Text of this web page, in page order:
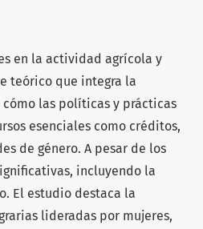
en la actividad agrícola y
teórico que integra la
las políticas y prácticas
esenciales como créditos,
de género. A pesar de los
incluyendo la
El estudio destaca la
lideradas por mujeres,